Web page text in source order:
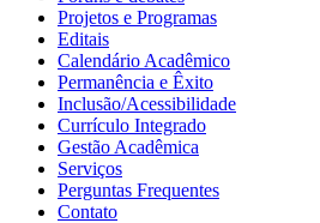
Projetos e Programas
Editais
Calendário Acadêmico
Permanência e Êxito
Inclusão/Acessibilidade
Currículo Integrado
Gestão Acadêmica
Serviços
Perguntas Frequentes
Contato